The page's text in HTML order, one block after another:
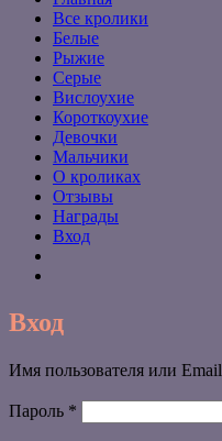
Все кролики
Белые
Рыжие
Серые
Вислоухие
Короткоухие
Девочки
Мальчики
О кроликах
Отзывы
Награды
Вход
Вход
Имя пользователя или Email
Пароль *